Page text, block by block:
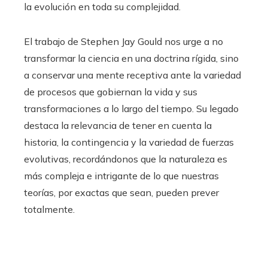
la evolución en toda su complejidad.
El trabajo de Stephen Jay Gould nos urge a no
transformar la ciencia en una doctrina rígida, sino
a conservar una mente receptiva ante la variedad
de procesos que gobiernan la vida y sus
transformaciones a lo largo del tiempo. Su legado
destaca la relevancia de tener en cuenta la
historia, la contingencia y la variedad de fuerzas
evolutivas, recordándonos que la naturaleza es
más compleja e intrigante de lo que nuestras
teorías, por exactas que sean, pueden prever
totalmente.